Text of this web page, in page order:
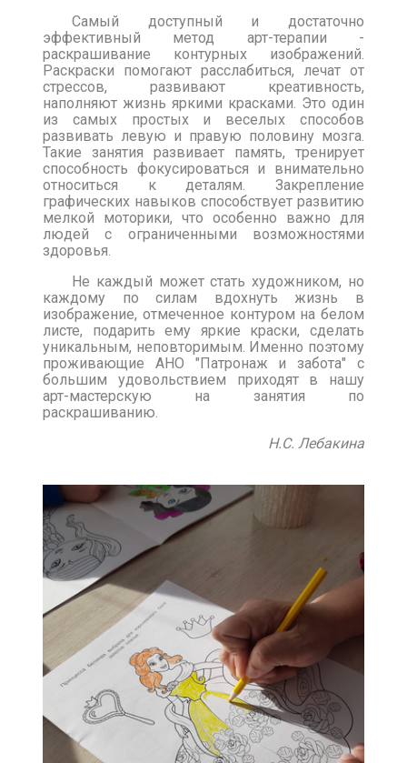
Самый доступный и достаточно
эффективный метод арт-терапии -
раскрашивание контурных изображений.
Раскраски помогают расслабиться, лечат от
стрессов, развивают креативность,
наполняют жизнь яркими красками. Это один
из самых простых и веселых способов
развивать левую и правую половину мозга.
Такие занятия развивает память, тренирует
способность фокусироваться и внимательно
относиться к деталям. Закрепление
графических навыков способствует развитию
мелкой моторики, что особенно важно для
людей с ограниченными возможностями
здоровья.
Не каждый может стать художником, но
каждому по силам вдохнуть жизнь в
изображение, отмеченное контуром на белом
листе, подарить ему яркие краски, сделать
уникальным, неповторимым. Именно поэтому
проживающие АНО "Патронаж и забота" с
большим удовольствием приходят в нашу
арт-мастерскую на занятия по
раскрашиванию.
Н.С. Лебакина